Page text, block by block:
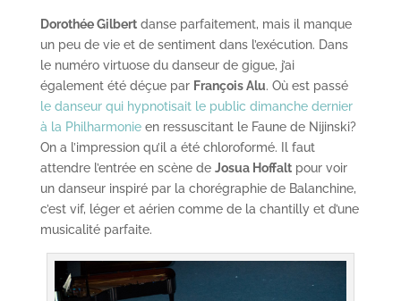
Dorothée Gilbertdanse parfaitement, mais il manque
un peu de vie et de sentiment dans l’exécution. Dans
le numéro virtuose du danseur de gigue, j’ai
également été déçue par François Alu. Où est passé
le danseur qui hypnotisait le public dimanche dernier
à la Philharmonieen ressuscitant le Faune de Nijinski?
On a l’impression qu’il a été chloroformé. Il faut
attendre l’entrée en scène de Josua Hoffaltpour voir
un danseur inspiré par la chorégraphie de Balanchine,
c’est vif, léger et aérien comme de la chantilly et d’une
musicalité parfaite.